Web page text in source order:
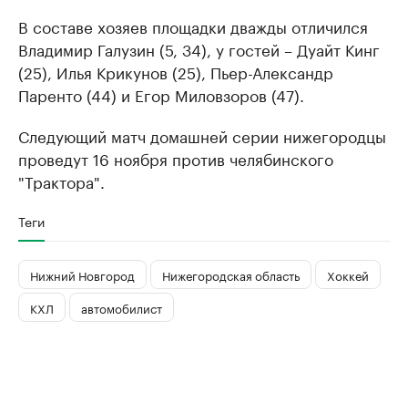
В составе хозяев площадки дважды отличился
Владимир Галузин (5, 34), у гостей – Дуайт Кинг
(25), Илья Крикунов (25), Пьер-Александр
Паренто (44) и Егор Миловзоров (47).
Следующий матч домашней серии нижегородцы
проведут 16 ноября против челябинского
"Трактора".
Теги
Нижний Новгород Нижегородская область
Хоккей
КХЛ
автомобилист